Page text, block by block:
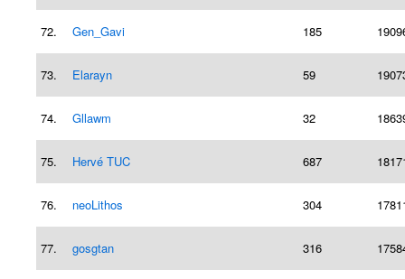
72. Gen_Gavi 185
73. Elarayn 59
74. Gllawm 32
75. Hervé TUC 687
76. neoLithos 304
77. gosgtan 316